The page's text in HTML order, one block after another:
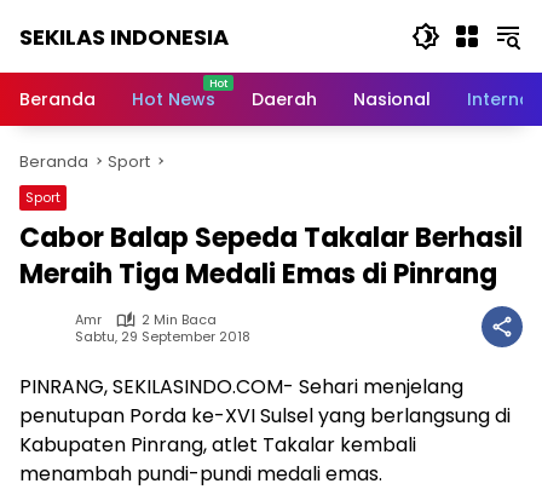
SEKILAS INDONESIA
Terkini,
Latest
World,
Headlines,
News
Today
Beranda Hot News Daerah Nasional
Beranda Sport
Sport
Cabor Balap Sepeda Takalar Berhasil
Meraih Tiga Medali Emas di Pinrang
Amr
2 Min Baca
Sabtu, 29 September 2018
PINRANG, SEKILASINDO.COM- Sehari menjelang
penutupan Porda ke-XVI Sulsel yang berlangsung di
Kabupaten Pinrang, atlet Takalar kembali
menambah pundi-pundi medali emas.